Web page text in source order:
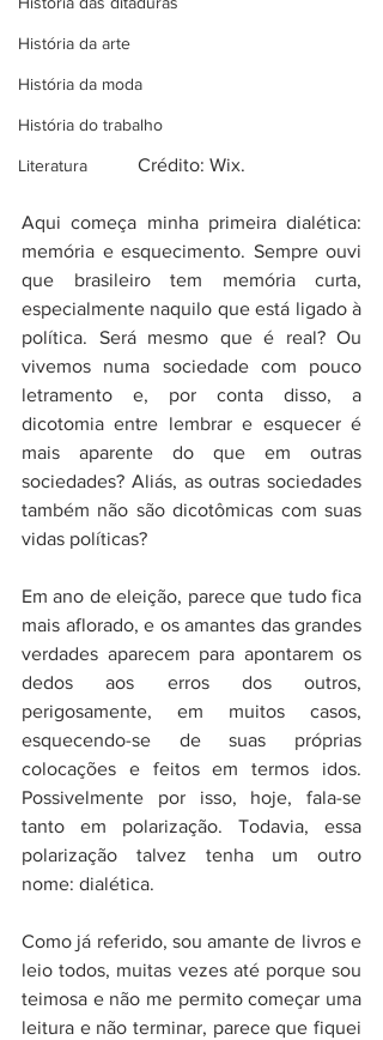
História da arte
História da moda
História do trabalho
Literatura Crédito: Wix.
Aqui começa minha primeira dialética:
memória e esquecimento. Sempre ouvi
que brasileiro tem memória curta,
especialmente naquilo que está ligado à
política. Será mesmo que é real? Ou
vivemos numa sociedade com pouco
letramento e, por conta disso, a
dicotomia entre lembrar e esquecer é
mais aparente do que em outras
sociedades? Aliás, as outras sociedades
também não são dicotômicas com suas
vidas políticas?
Em ano de eleição, parece que tudo fica
mais aflorado, e os amantes das grandes
verdades aparecem para apontarem os
dedos aos erros dos outros,
perigosamente, em muitos casos,
esquecendo-se de suas próprias
colocações e feitos em termos idos.
Possivelmente por isso, hoje, fala-se
tanto em polarização. Todavia, essa
polarização talvez tenha um outro
nome: dialética.
Como já referido, sou amante de livros e
leio todos, muitas vezes até porque sou
teimosa e não me permito começar uma
leitura e não terminar, parece que fiquei